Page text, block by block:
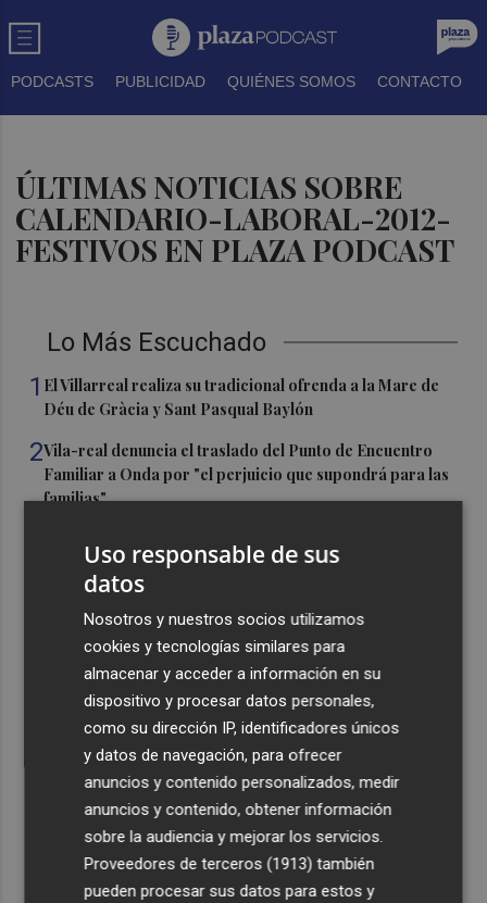
PODCASTS PUBLICIDAD QUIÉNES SOMOS CONTACTO
ÚLTIMAS NOTICIAS SOBRE
CALENDARIO-LABORAL-2012-
FESTIVOS EN PLAZA PODCAST
Lo Más Escuchado
1 El Villarreal realiza su tradicional ofrenda a la Mare de
Déu de Gràcia y Sant Pasqual Baylón
2Vila-real denuncia el traslado del Punto de Encuentro
Familiar a Onda por "el perjuicio que supondrá para las
familias"
Sol y habilita cuatro puntos informativos
para la nueva campaña de bonos comerciales
Castelló inicia la ejecución de la Manzana Albinegra con
el traslado de las pistas de pádel junto a Castalia
Recibe toda la actualidad de
Plaza Podcast en tu correo
Uso responsable de sus
datos
Nosotros y nuestros socios utilizamos
cookies y tecnologías similares para
almacenar y acceder a información en su
dispositivo y procesar datos personales,
como su dirección IP, identificadores únicos
y datos de navegación, para ofrecer
anuncios y contenido personalizados, medir
anuncios y contenido, obtener información
sobre la audiencia y mejorar los servicios.
Proveedores de terceros (1913) también
pueden procesar sus datos para estos y